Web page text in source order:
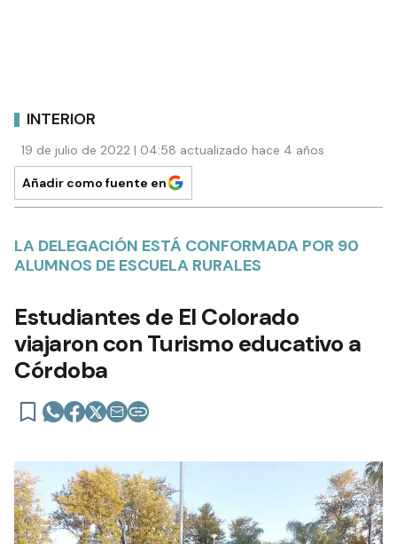
INTERIOR
19 de julio de 2022 | 04:58 actualizado hace 4 años
Añadir como fuente en
LA DELEGACIÓN ESTÁ CONFORMADA POR 90
ALUMNOS DE ESCUELA RURALES
Estudiantes de El Colorado
viajaron con Turismo educativo a
Córdoba